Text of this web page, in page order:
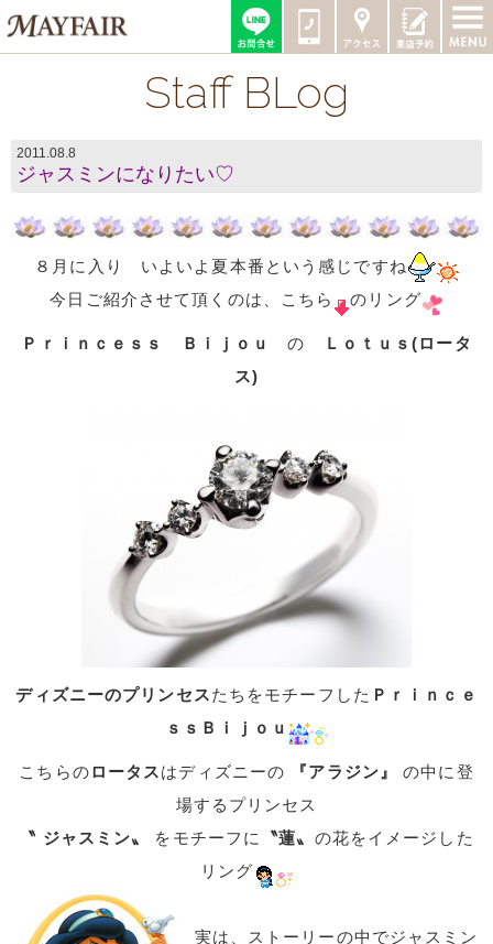
Staff BLog
2011.08.8
ジャスミンになりたい♡
８月に入り いよいよ夏本番という感じですね
今日ご紹介させて頂くのは、こちら
のリング
Ｐｒｉｎｃｅｓｓ Ｂｉｊｏｕ の
Ｌｏｔｕｓ(ロータ
ス)
ディズニーのプリンセスたちをモチーフした Ｐｒｉｎｃｅ
ｓｓＢｉｊｏｕ
こちらのロータスはディズニーの 『アラジン』
の中に登
場するプリンセス
〝 ジャスミン〟
をモチーフに 〝蓮〟 の花をイメージした
リング
実は、ストーリーの中でジャスミン